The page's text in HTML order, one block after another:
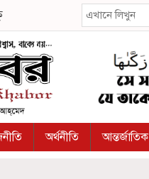
অর্থনীতি আন্তর্জাতিক